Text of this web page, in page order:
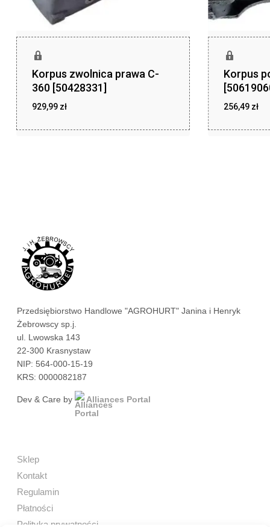
Korpus zwolnica prawa C-
360 [50428331]
929,99 zł
Korpus
256,49 zł
Przedsiębiorstwo Handlowe "AGROHURT" Janina i Henryk
Żebrowscy sp.j.
ul. Lwowska 143
22-300 Krasnystaw
NIP: 564-000-15-19
KRS: 0000082187
Dev & Care by Alliances Portal
Sklep
Kontakt
Regulamin
Płatności
Polityka prywatności